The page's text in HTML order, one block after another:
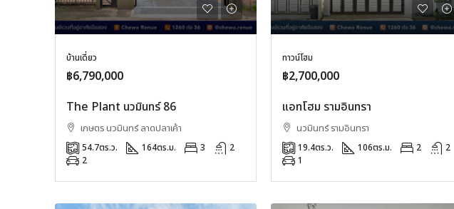
บ้านเดี่ยว
฿6,790,000
The Plant นวมินทร์ 86
เกษตร นวมินทร์ ลาดปลาเค้า
54.7ตร.ว. 164ตร.ม. 3
2
2
ทาวน์โฮม
฿2,700,000
แอทโฮม รามอินทรา
นวมินทร์ รามอินทรา
19.4ตร.ว. 106ตร.ม. 2
2
1